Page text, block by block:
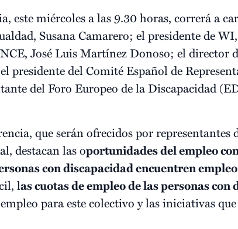
este miércoles a las 9.30 horas, correrá a
Susana Camarero; el presidente de
José Luis Martínez Donoso; el director
presidente del Comité Español de
del Foro Europeo de la Discapacidad
que serán ofrecidos por representantes
destacan las oportunidades del empleo
con discapacidad encuentren empleo
las cuotas de empleo de las personas
para este colectivo y las iniciativas